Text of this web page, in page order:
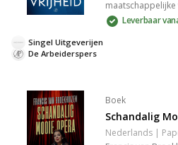
heen. Met
onthult het boek
verschillende
nostalgie en
Leverbaar
De Arbeiderspers
Singel Uitgeverijen
Boek
Schandalig